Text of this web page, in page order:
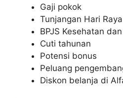
Gaji pokok
Tunjangan Hari
BPJS Kesehatan
Cuti tahunan
Potensi bonus
Peluang
Diskon belanja di